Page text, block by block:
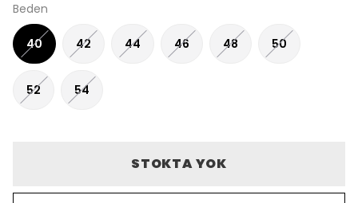
Beden
40 42 44 46 48 50
52 54
STOKTA YOK